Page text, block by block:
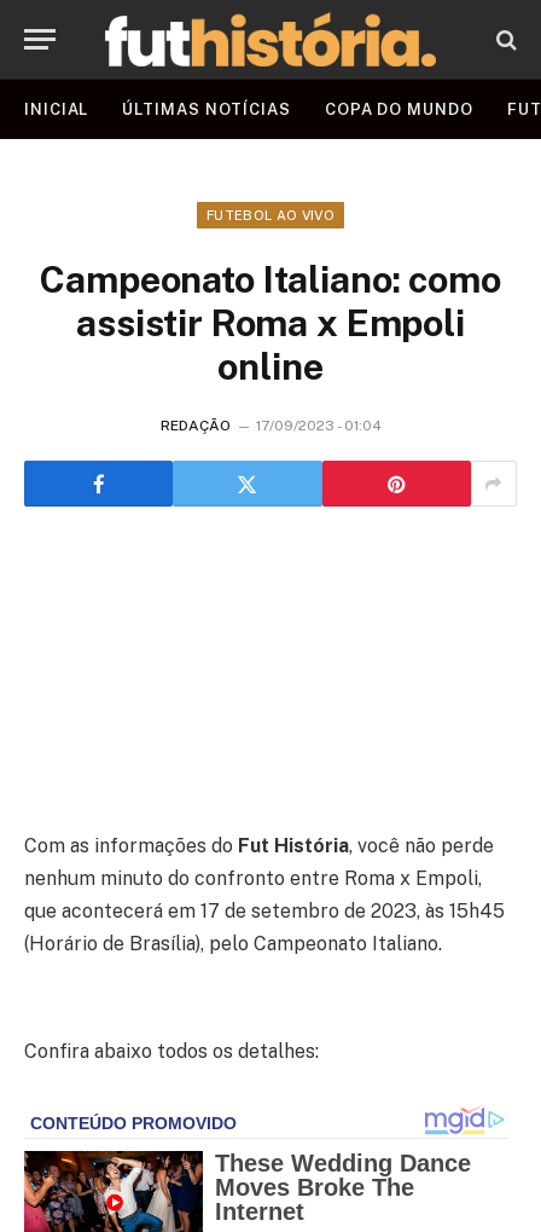
INICIAL ÚLTIMAS NOTÍCIAS COPA DO MUNDO
FUTEBOL AO VIVO
Campeonato Italiano: como
assistir Roma x Empoli
online
REDAÇÃO 17/09/2023 - 01:04
Com as informações do Fut História, você não perde
nenhum minuto do confronto entre Roma x Empoli,
que acontecerá em 17 de setembro de 2023, às 15h45
(Horário de Brasília), pelo Campeonato Italiano.
Confira abaixo todos os detalhes: